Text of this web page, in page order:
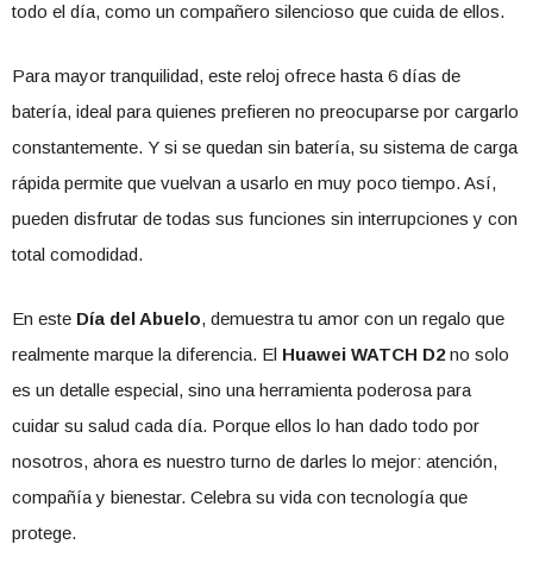
todo el día, como un compañero silencioso que cuida de ellos.
Para mayor tranquilidad, este reloj ofrece hasta 6 días de
batería, ideal para quienes prefieren no preocuparse por cargarlo
constantemente. Y si se quedan sin batería, su sistema de carga
rápida permite que vuelvan a usarlo en muy poco tiempo. Así,
pueden disfrutar de todas sus funciones sin interrupciones y con
total comodidad.
En este Día del Abuelo, demuestra tu amor con un regalo que
realmente marque la diferencia. El Huawei WATCH D2 no solo
es un detalle especial, sino una herramienta poderosa para
cuidar su salud cada día. Porque ellos lo han dado todo por
nosotros, ahora es nuestro turno de darles lo mejor: atención,
compañía y bienestar. Celebra su vida con tecnología que
protege.